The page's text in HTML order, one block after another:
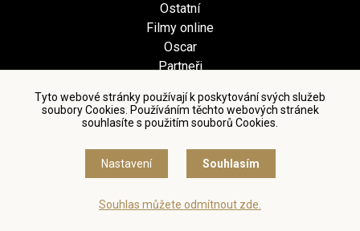
Tyto webové stránky používají k poskytování svých služeb
soubory Cookies. Používáním těchto webových stránek
souhlasíte s použitím souborů Cookies.
Nastavení Souhlasím
Souhlas můžete odmítnout zde.
Ostatní
Filmy online
Oscar
Partneři
Česká filmová
ČFTA produkce, s.r.o.
Karlovo nám. 285/19
cfta@cfta.cz